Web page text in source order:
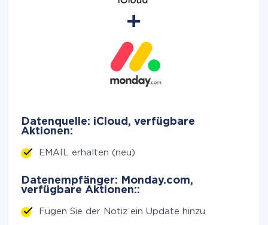
Datenquelle: iCloud, verfügbare
Aktionen:
EMAIL erhalten (neu)
Datenempfänger: Monday.com,
verfügbare Aktionen::
Fügen Sie der Notiz ein Update hinzu